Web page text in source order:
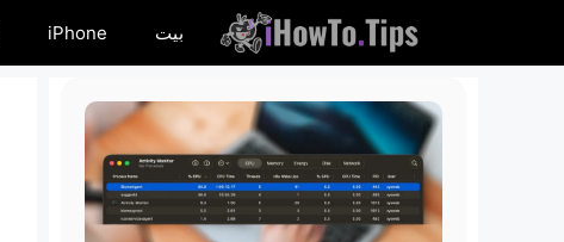
المحتوى
بيت iPhone